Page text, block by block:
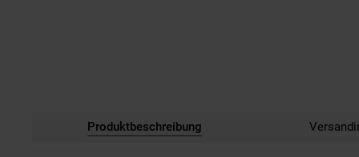
Produktbeschreibung